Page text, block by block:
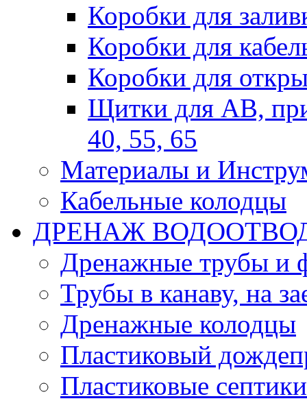
Коробки для
Коробки для
Коробки для
Щитки для АВ,
40, 55, 65
Материалы и
Кабельные колодцы
ДРЕНАЖ
Дренажные трубы и
Трубы в канаву, на
Дренажные колодцы
Пластиковый
Пластиковые септики